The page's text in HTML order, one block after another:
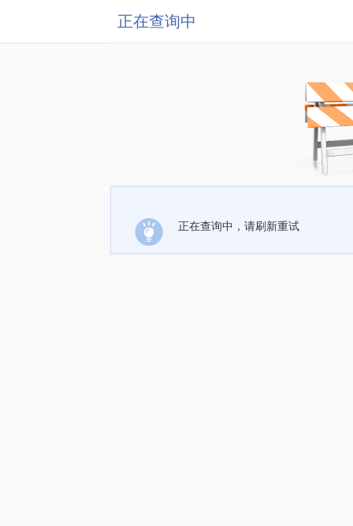
正在查询中
正在查询中，请刷新重试